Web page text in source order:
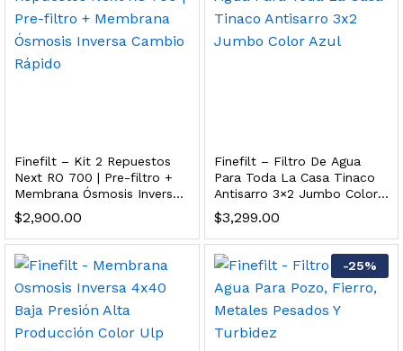
Finefilt – Kit 2 Repuestos
Next RO 700 | Pre-filtro +
Membrana Ósmosis Inversa
Cambio Rápido
$2,900.00
Finefilt – Filtro De Agua
Para Toda La Casa Tinaco
Antisarro 3×2 Jumbo Color
Azul
$3,299.00
-25%
L/h, con filtración Welltek WT-WFS600-4S
L/h, con filtración Welltek WT-WFS600-3S
Leer más
grifo y filtración Welltek WT-PWDF-600A